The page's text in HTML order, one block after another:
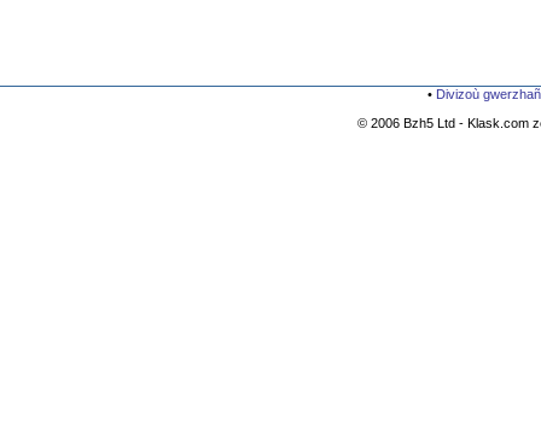
• Divizoù
© 2006 Bzh5 Ltd - Klask.com